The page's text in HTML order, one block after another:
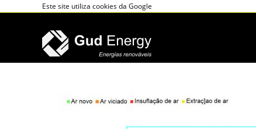
Este site utiliza cookies da Google